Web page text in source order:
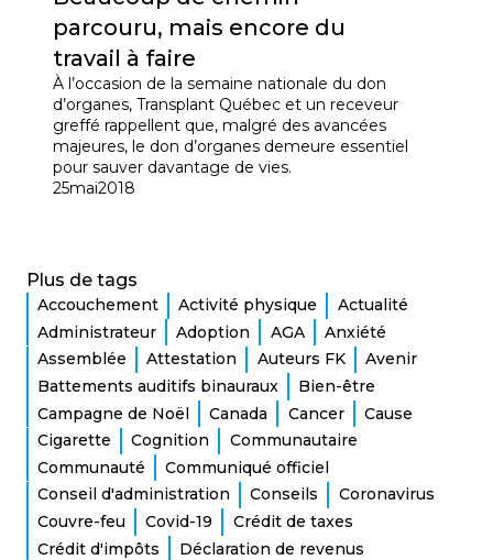
parcouru, mais encore du
travail à faire
À l’occasion de la semaine nationale du don
d’organes, Transplant Québec et un receveur
greffé rappellent que, malgré des avancées
majeures, le don d’organes demeure essentiel
pour sauver davantage de vies.
25mai2018
Plus de tags
Accouchement Activité physique
Actualité
Administrateur
Adoption AGA
Anxiété
Assemblée
Attestation Auteurs FK
Avenir
Battements auditifs binauraux
Bien-être
Campagne de Noël
Canada Cancer
Cause
Cigarette
Cognition
Communautaire
Communauté
Communiqué officiel
Conseil d'administration
Conseils
Coronavirus
Couvre-feu
Covid-19
Crédit de taxes
Crédit d'impôts
Déclaration de revenus